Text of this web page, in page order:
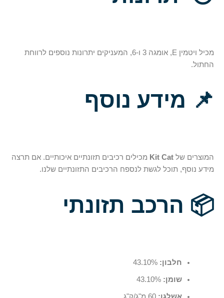
מכיל ויטמין E, אומגה 3 ו-6, המעניקים יתרונות נוספים לרווחת
החתול.
📌 מידע נוסף
המוצרים של Kit Cat מכילים רכיבים תזונתיים איכותיים. אם תרצה
מידע נוסף, תוכל לגשת לנספח הרכיבים התזונתיים שלנו.
📦 הרכב תזונתי
חלבון:
שומן:
אשלגן: